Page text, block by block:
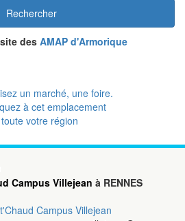
Rechercher
des AMAP d'Armorique
un marché, une foire.
à cet emplacement
votre région
Campus Villejean à RENNES
Campus Villejean